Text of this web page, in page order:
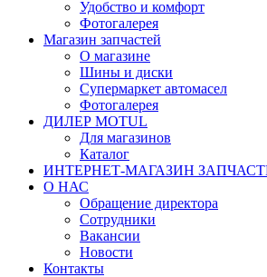
Удобство и комфорт
Фотогалерея
Магазин запчастей
О магазине
Шины и диски
Супермаркет автомасел
Фотогалерея
ДИЛЕР MOTUL
Для магазинов
Каталог
ИНТЕРНЕТ-МАГАЗИН
О НАС
Обращение директора
Сотрудники
Вакансии
Новости
Контакты